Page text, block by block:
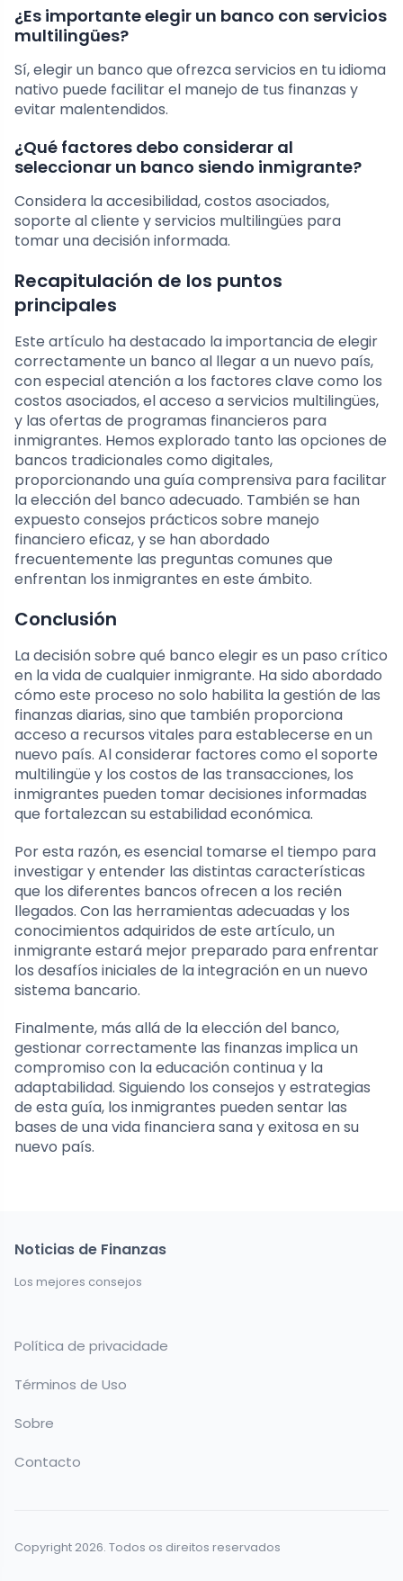
¿Es importante elegir un banco con servicios
multilingües?
Sí, elegir un banco que ofrezca servicios en tu idioma
nativo puede facilitar el manejo de tus finanzas y
evitar malentendidos.
¿Qué factores debo considerar al
seleccionar un banco siendo inmigrante?
Considera la accesibilidad, costos asociados,
soporte al cliente y servicios multilingües para
tomar una decisión informada.
Recapitulación de los puntos
principales
Este artículo ha destacado la importancia de elegir
correctamente un banco al llegar a un nuevo país,
con especial atención a los factores clave como los
costos asociados, el acceso a servicios multilingües,
y las ofertas de programas financieros para
inmigrantes. Hemos explorado tanto las opciones de
bancos tradicionales como digitales,
proporcionando una guía comprensiva para facilitar
la elección del banco adecuado. También se han
expuesto consejos prácticos sobre manejo
financiero eficaz, y se han abordado
frecuentemente las preguntas comunes que
enfrentan los inmigrantes en este ámbito.
Conclusión
La decisión sobre qué banco elegir es un paso crítico
en la vida de cualquier inmigrante. Ha sido abordado
cómo este proceso no solo habilita la gestión de las
finanzas diarias, sino que también proporciona
acceso a recursos vitales para establecerse en un
nuevo país. Al considerar factores como el soporte
multilingüe y los costos de las transacciones, los
inmigrantes pueden tomar decisiones informadas
que fortalezcan su estabilidad económica.
Por esta razón, es esencial tomarse el tiempo para
investigar y entender las distintas características
que los diferentes bancos ofrecen a los recién
llegados. Con las herramientas adecuadas y los
conocimientos adquiridos de este artículo, un
inmigrante estará mejor preparado para enfrentar
los desafíos iniciales de la integración en un nuevo
sistema bancario.
Finalmente, más allá de la elección del banco,
gestionar correctamente las finanzas implica un
compromiso con la educación continua y la
adaptabilidad. Siguiendo los consejos y estrategias
de esta guía, los inmigrantes pueden sentar las
bases de una vida financiera sana y exitosa en su
nuevo país.
Noticias de Finanzas
Los mejores consejos
Política de privacidade
Términos de Uso
Sobre
Contacto
Copyright 2026. Todos os direitos reservados